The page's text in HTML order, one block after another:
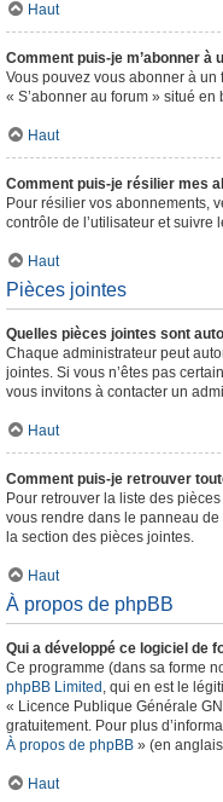
Haut
Comment puis-je m’abonner à
Vous pouvez vous abonner à
« S’abonner au forum » situé
Haut
Comment puis-je résilier mes
Pour résilier vos abonnements,
contrôle de l’utilisateur et suivre
Haut
Pièces jointes
Quelles pièces jointes sont
Chaque administrateur peut
jointes. Si vous n’êtes pas
vous invitons à contacter un
Haut
Comment puis-je retrouver
Pour retrouver la liste des
vous rendre dans le panneau
la section des pièces jointes.
Haut
À propos de phpBB
Qui a développé ce logiciel de
Ce programme (dans sa forme
phpBB Limited , qui en est le
« Licence Publique Générale
gratuitement. Pour plus
À propos de phpBB » (en
Haut